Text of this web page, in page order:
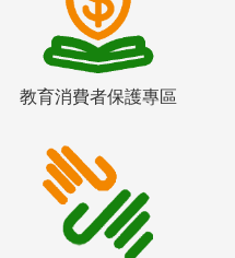
教育消費者保護專區